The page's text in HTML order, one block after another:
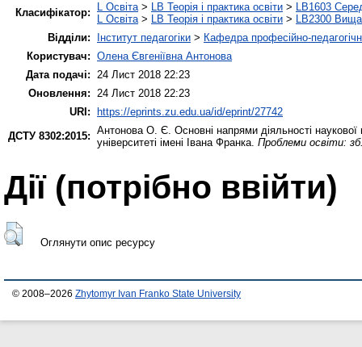
Класифікатор:
L Освіта> LB Теорія і практика освіти > LB1603
L Освіта> LB Теорія і практика освіти > LB2300 Вища
Відділи:
Інститут педагогіки > Кафедра професійно-
Користувач: Олена Євгеніївна Антонова
Дата подачі: 24 Лист 2018 22:23
Оновлення: 24 Лист 2018 22:23
URI:
https://eprints.zu.edu.ua/id/eprint/27742
ДСТУ 8302:2015: Антонова О. Є. Основні напрями діяльності
університеті імені Івана Франка. Проблеми освіти:
Дії ​​(потрібно ввійти)
Оглянути опис ресурсу
© 2008–2026 Zhytomyr Ivan Franko State University